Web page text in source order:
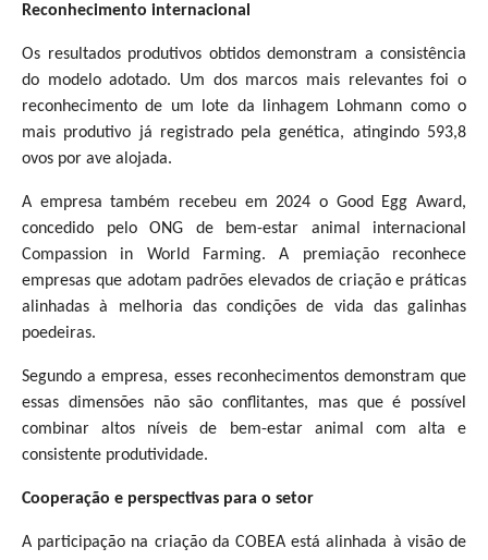
Reconhecimento internacional
Os resultados produtivos obtidos demonstram a consistência
do modelo adotado. Um dos marcos mais relevantes foi o
reconhecimento de um lote da linhagem Lohmann como o
mais produtivo já registrado pela genética, atingindo 593,8
ovos por ave alojada.
A empresa também recebeu em 2024 o Good Egg Award,
concedido pelo ONG de bem-estar animal internacional
Compassion in World Farming. A premiação reconhece
empresas que adotam padrões elevados de criação e práticas
alinhadas à melhoria das condições de vida das galinhas
poedeiras.
Segundo a empresa, esses reconhecimentos demonstram que
essas dimensões não são conflitantes, mas que é possível
combinar altos níveis de bem-estar animal com alta e
consistente produtividade.
Cooperação e perspectivas para o setor
A participação na criação da COBEA está alinhada à visão de